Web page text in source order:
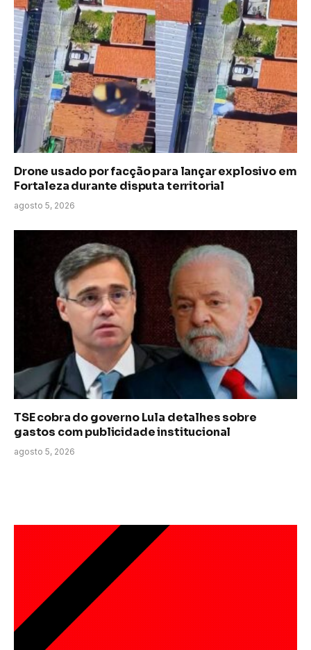
Drone usado por facção para lançar explosivo em
Fortaleza durante disputa territorial
agosto 5, 2026
TSE cobra do governo Lula detalhes sobre
gastos com publicidade institucional
agosto 5, 2026